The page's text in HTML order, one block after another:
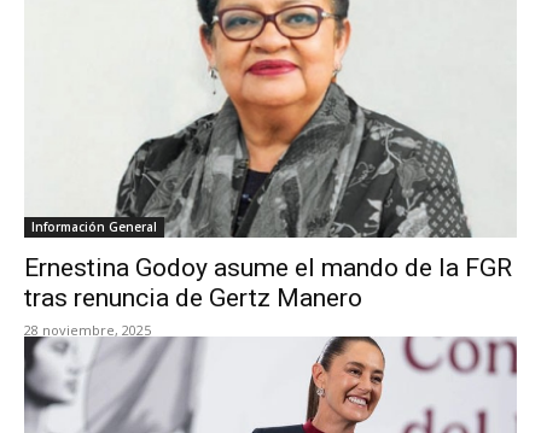
Información General
Ernestina Godoy asume el mando de la FGR
tras renuncia de Gertz Manero
28 noviembre, 2025